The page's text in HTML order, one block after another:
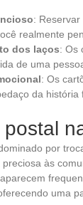
:
realmente
dos laços: Os
de uma
: Os
da história
por
às
uma